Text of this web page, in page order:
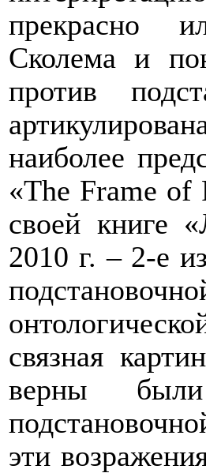
прекрасно
Сколема и
против
наиболее
«The Frame of
своей книге
2010 г. – 2-е
связная
верны были
эти